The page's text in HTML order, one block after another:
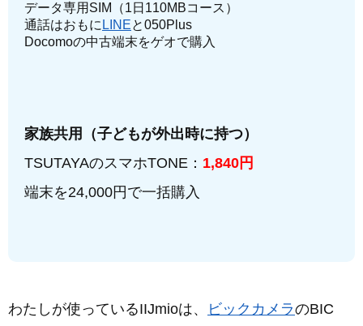
データ専用SIM（1日110MBコース）
通話はおもにLINEと050Plus
Docomoの中古端末をゲオで購入
家族共用（子どもが外出時に持つ）
TSUTAYAのスマホTONE： 1,840円
端末を24,000円で一括購入
わたしが使っているIIJmioは、 ビックカメラのBIC